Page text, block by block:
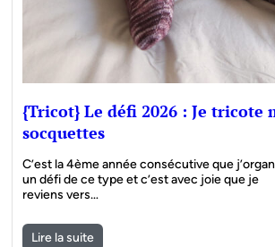
{Tricot} Le défi 2026 : Je tricote
socquettes
C’est la 4ème année consécutive que
un défi de ce type et c’est avec joie que je
reviens vers…
Lire la suite